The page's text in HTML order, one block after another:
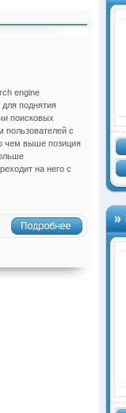
engine
поднятия
поисковых
пользователей с
чем выше позиция
на него с